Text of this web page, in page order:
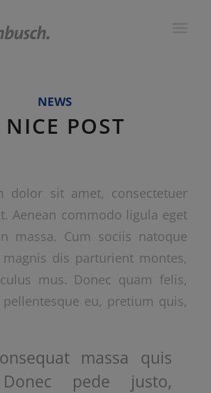
NEWS
POST
dolor sit amet, consectetuer
Aenean commodo ligula eget
massa. Cum sociis natoque
dis parturient montes,
mus. Donec quam felis,
eu, pretium quis,
massa quis
pede justo,